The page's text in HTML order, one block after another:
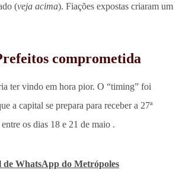
(veja acima). Fiações expostas criaram um
comprometida
ter vindo em hora pior. O “timing” foi
a capital se prepara para receber a 27ª
os dias 18 e 21 de maio .
de WhatsApp do Metrópoles